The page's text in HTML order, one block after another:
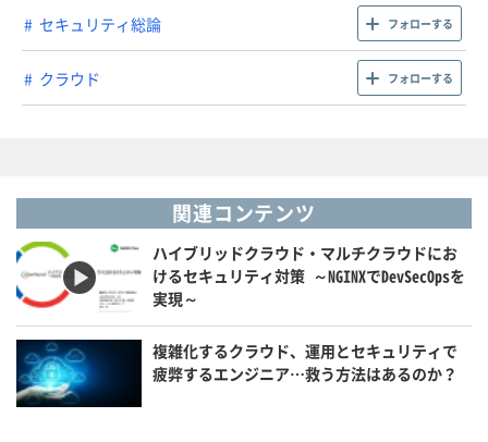
セキュリティ総論 フォローする
クラウド フォローする
関連コンテンツ
ハイブリッドクラウド・マルチクラウドにお
けるセキュリティ対策 ～NGINXでDevSecOpsを
実現～
複雑化するクラウド、運用とセキュリティで
疲弊するエンジニア…救う方法はあるのか？